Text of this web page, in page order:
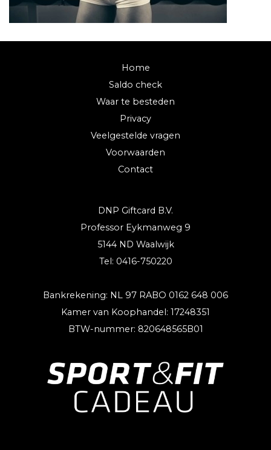
Home
Saldo check
Waar te besteden
Privacy
Veelgestelde vragen
Voorwaarden
Contact
DNP Giftcard B.V.
Professor Eykmanweg 9
5144 ND Waalwijk
Tel: 0416-750220
Bankrekening: NL 97 RABO 0162 648 006
Kamer van Koophandel: 17248351
BTW-nummer: 820648565B01